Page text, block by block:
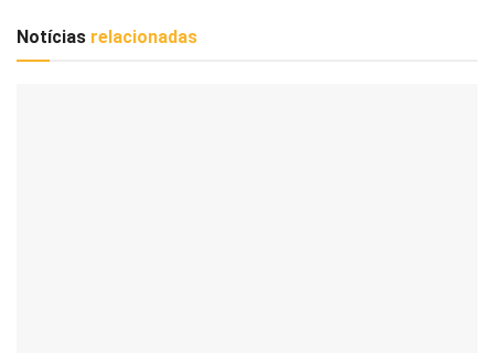
Notícias relacionadas